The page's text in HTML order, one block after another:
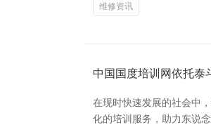
维修资讯
中国国度培训网依托泰
在现时快速发展的社会中
化的培训服务，助力东说